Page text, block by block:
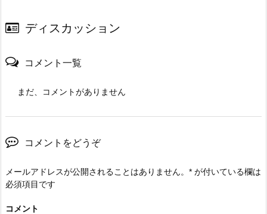
ディスカッション
コメント一覧
まだ、コメントがありません
コメントをどうぞ
メールアドレスが公開されることはありません。 * が付いている欄は
必須項目です
コメント